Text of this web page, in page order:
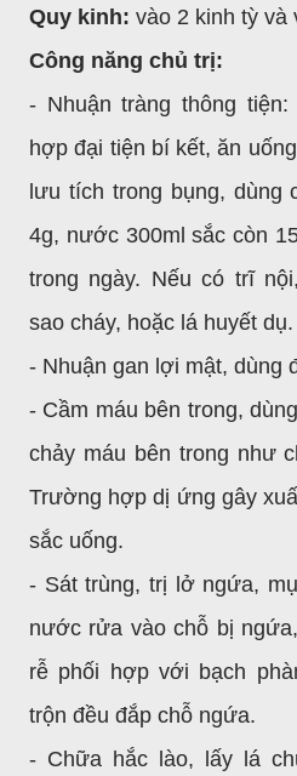
Quy kinh: vào 2 kinh tỳ và
Công năng chủ trị:
- Nhuận tràng thông
hợp đại tiện bí kết, ăn
lưu tích trong bụng, dùng
4g, nước 300ml sắc còn
trong ngày. Nếu có trĩ
sao cháy, hoặc lá huyết dụ.
- Nhuận gan lợi mật, dùng
- Cầm máu bên trong,
chảy máu bên trong như
Trường hợp dị ứng gây
sắc uống.
- Sát trùng, trị lở ngứa,
nước rửa vào chỗ bị
rễ phối hợp với bạch
trộn đều đắp chỗ ngứa.
- Chữa hắc lào, lấy lá